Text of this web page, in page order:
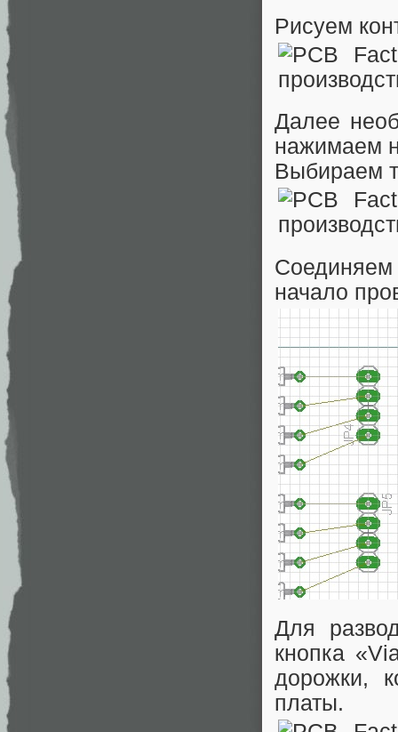
Рисуем
Далее
нажимаем
Выбираем
начало
Для
кнопка
дорожки,
платы.